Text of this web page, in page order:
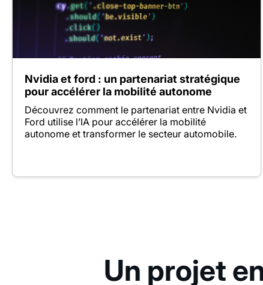
Nvidia et ford : un partenariat stratégique
pour accélérer la mobilité autonome
Découvrez comment le partenariat entre Nvidia et
Ford utilise l’IA pour accélérer la mobilité
autonome et transformer le secteur automobile.
Un projet